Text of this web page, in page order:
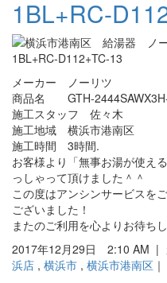
1BL+RC-
メーカー ノーリツ
商品名 GTH-2444SAWX3H-
施工スタッフ 佐々木
施工地域 横浜市港南区
施工時間 3時間.
お客様より「無事お湯が使え
っしゃって頂けました＾＾
この度はアンシンサービスを
ございました！
またのご利用を心よりお待ち
2017年12月29日 2:10 AM |
浜店 , 横浜市 , 横浜市港南区 ｜